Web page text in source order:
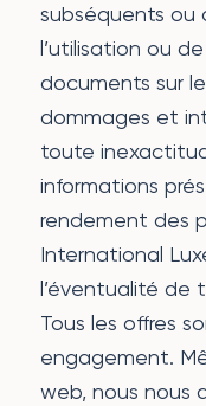
subséquents ou
l’utilisation ou
documents sur
dommages et
toute
informations
rendement des
International
l’éventualité de
Tous les offres
engagement.
web, nous nous